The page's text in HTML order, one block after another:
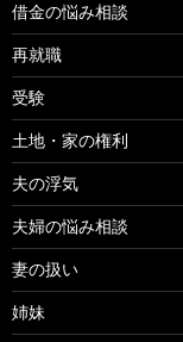
借金の悩み相談
再就職
受験
土地・家の権利
夫の浮気
夫婦の悩み相談
妻の扱い
姉妹